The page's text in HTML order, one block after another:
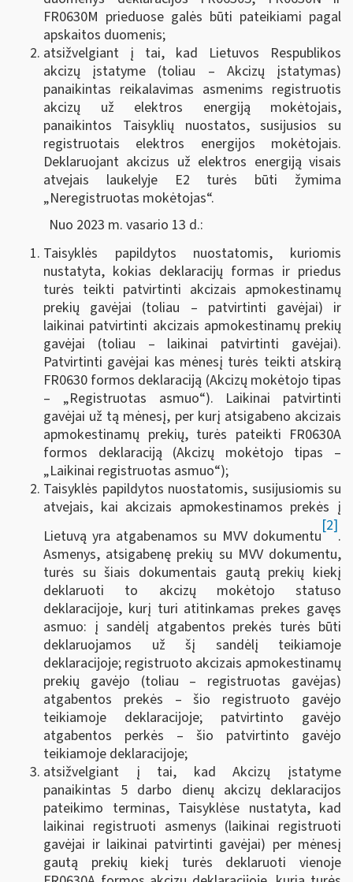
FR0630M prieduose galės būti pateikiami pagal
apskaitos duomenis;
atsižvelgiant į tai, kad Lietuvos Respublikos
akcizų įstatyme (toliau – Akcizų įstatymas)
panaikintas reikalavimas asmenims registruotis
akcizų už elektros energiją mokėtojais,
panaikintos Taisyklių nuostatos, susijusios su
registruotais elektros energijos mokėtojais.
Deklaruojant akcizus už elektros energiją visais
atvejais laukelyje E2 turės būti žymima
„Neregistruotas mokėtojas“.
Nuo 2023 m. vasario 13 d.:
Taisyklės papildytos nuostatomis, kuriomis
nustatyta, kokias deklaracijų formas ir priedus
turės teikti patvirtinti akcizais apmokestinamų
prekių gavėjai (toliau – patvirtinti gavėjai) ir
laikinai patvirtinti akcizais apmokestinamų prekių
gavėjai (toliau – laikinai patvirtinti gavėjai).
Patvirtinti gavėjai kas mėnesį turės teikti atskirą
FR0630 formos deklaraciją (Akcizų mokėtojo tipas
– „Registruotas asmuo“). Laikinai patvirtinti
gavėjai už tą mėnesį, per kurį atsigabeno akcizais
apmokestinamų prekių, turės pateikti FR0630A
formos deklaraciją (Akcizų mokėtojo tipas –
„Laikinai registruotas asmuo“);
Taisyklės papildytos nuostatomis, susijusiomis su
atvejais, kai akcizais apmokestinamos prekės į
Lietuvą yra atgabenamos su MVV dokumentu
[2]
.
Asmenys, atsigabenę prekių su MVV dokumentu,
turės su šiais dokumentais gautą prekių kiekį
deklaruoti to akcizų mokėtojo statuso
deklaracijoje, kurį turi atitinkamas prekes gavęs
asmuo: į sandėlį atgabentos prekės turės būti
deklaruojamos už šį sandėlį teikiamoje
deklaracijoje; registruoto akcizais apmokestinamų
prekių gavėjo (toliau – registruotas gavėjas)
atgabentos prekės – šio registruoto gavėjo
teikiamoje deklaracijoje; patvirtinto gavėjo
atgabentos perkės – šio patvirtinto gavėjo
teikiamoje deklaracijoje;
atsižvelgiant į tai, kad Akcizų įstatyme
panaikintas 5 darbo dienų akcizų deklaracijos
pateikimo terminas, Taisyklėse nustatyta, kad
laikinai registruoti asmenys (laikinai registruoti
gavėjai ir laikinai patvirtinti gavėjai) per mėnesį
gautą prekių kiekį turės deklaruoti vienoje